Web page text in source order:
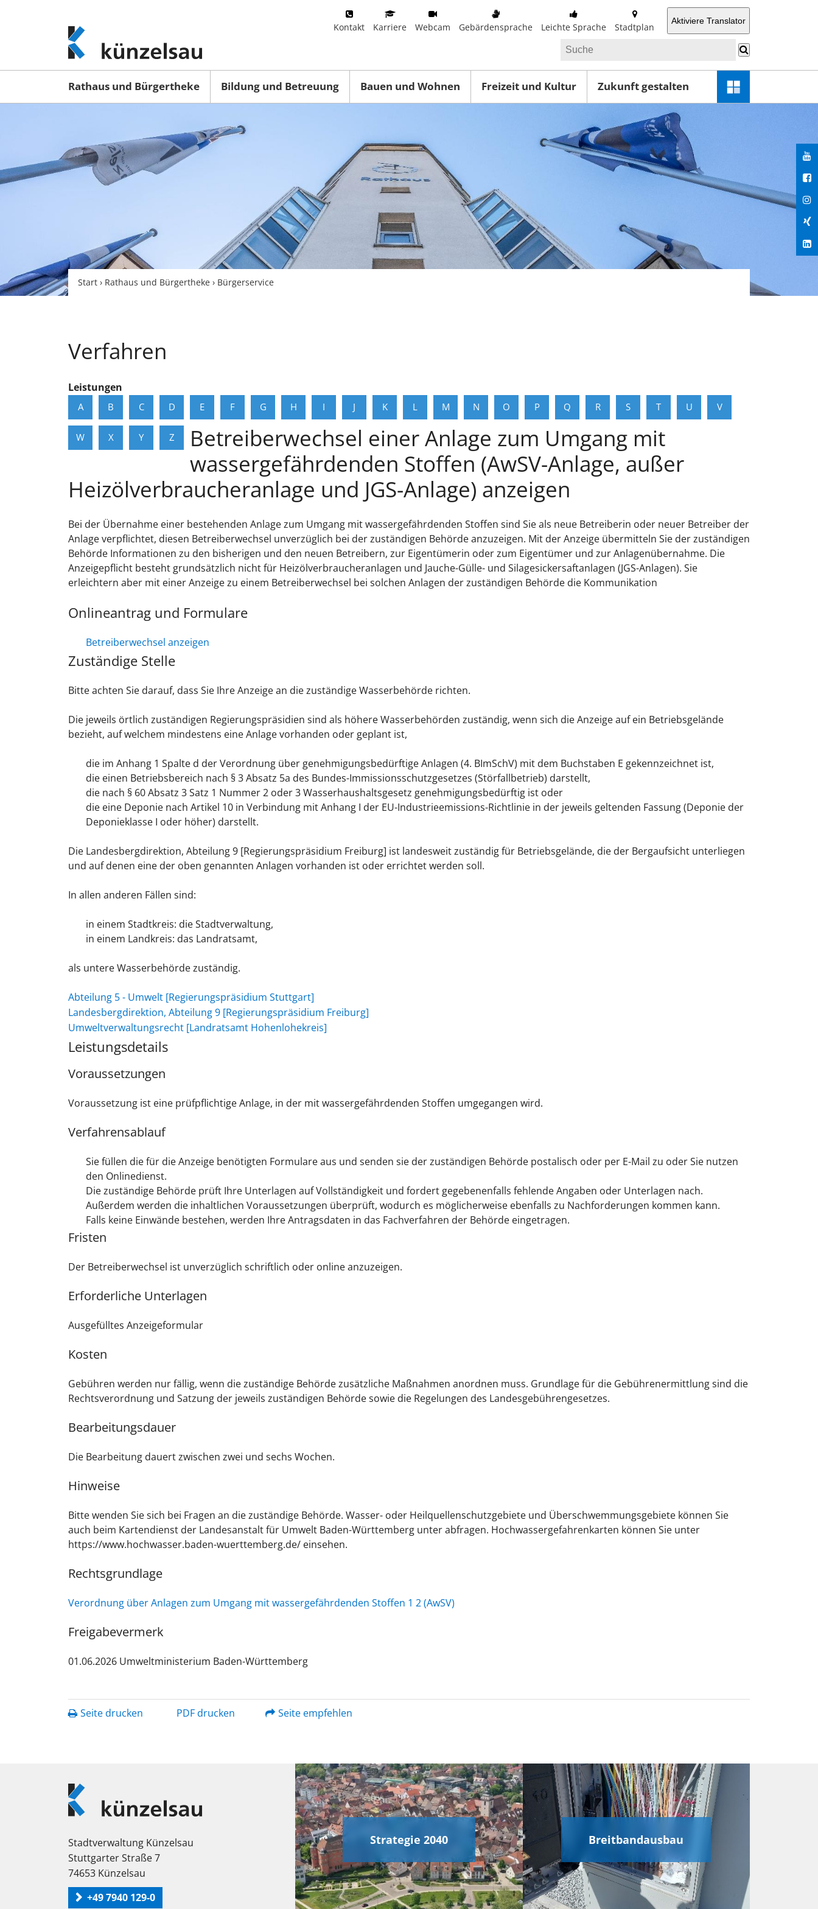
www.kuenzelsau.de
(zur
Startseite)
Kontakt Karriere Webcam Gebärdensprache Leichte Sprache Stadtplan
Aktiviere Translator
Rathaus und Bürgertheke Bildung und Betreuung Bauen und Wohnen Freizeit und Kultur Zukunft gestalten
Schnellzugriff-
Menü
Start › Rathaus und Bürgertheke › Bürgerservice
Verfahren
Leistungen
A B C D E F G H I J K L M N O P Q R S T U V
W X Y Z
Betreiberwechsel einer Anlage zum Umgang mit
wassergefährdenden Stoffen (AwSV-Anlage, außer
Heizölverbraucheranlage und JGS-Anlage) anzeigen
Bei der Übernahme einer bestehenden Anlage zum Umgang mit wassergefährdenden Stoffen sind Sie als neue Betreiberin oder neuer Betreiber der
Anlage verpflichtet, diesen Betreiberwechsel unverzüglich bei der zuständigen Behörde anzuzeigen. Mit der Anzeige übermitteln Sie der zuständigen
Behörde Informationen zu den bisherigen und den neuen Betreibern, zur Eigentümerin oder zum Eigentümer und zur Anlagenübernahme. Die
Anzeigepflicht besteht grundsätzlich nicht für Heizölverbraucheranlagen und Jauche-Gülle- und Silagesickersaftanlagen (JGS-Anlagen). Sie
erleichtern aber mit einer Anzeige zu einem Betreiberwechsel bei solchen Anlagen der zuständigen Behörde die Kommunikation
Onlineantrag und Formulare
Betreiberwechsel anzeigen
Zuständige Stelle
Bitte achten Sie darauf, dass Sie Ihre Anzeige an die zuständige Wasserbehörde richten.
Die jeweils örtlich zuständigen Regierungspräsidien sind als höhere Wasserbehörden zuständig, wenn sich die Anzeige auf ein Betriebsgelände
bezieht, auf welchem mindestens eine Anlage vorhanden oder geplant ist,
die im Anhang 1 Spalte d der Verordnung über genehmigungsbedürftige Anlagen (4. BImSchV) mit dem Buchstaben E gekennzeichnet ist,
die einen Betriebsbereich nach § 3 Absatz 5a des Bundes-Immissionsschutzgesetzes (Störfallbetrieb) darstellt,
die nach § 60 Absatz 3 Satz 1 Nummer 2 oder3 Wasserhaushaltsgesetz genehmigungsbedürftig ist oder
die eine Deponie nach Artikel 10 in Verbindung mit Anhang I der EU-Industrieemissions-Richtlinie in der jeweils geltenden Fassung (Deponie der
Deponieklasse I oder höher) darstellt.
Die Landesbergdirektion, Abteilung 9 [Regierungspräsidium Freiburg] ist landesweitzuständig für Betriebsgelände, die der Bergaufsicht unterliegen
und auf denen eine der oben genannten Anlagen vorhanden ist oder errichtet werden soll.
In allen anderen Fällen sind:
in einem Stadtkreis: die Stadtverwaltung,
in einem Landkreis: das Landratsamt,
als untere Wasserbehörde zuständig.
Abteilung 5 - Umwelt [Regierungspräsidium Stuttgart]
Landesbergdirektion, Abteilung 9 [Regierungspräsidium Freiburg]
Umweltverwaltungsrecht [Landratsamt Hohenlohekreis]
Leistungsdetails
Voraussetzungen
Voraussetzung ist eine prüfpflichtige Anlage, in der mit wassergefährdenden Stoffen umgegangen wird.
Verfahrensablauf
Sie füllen die für die Anzeige benötigten Formulare aus und senden sie der zuständigen Behörde postalisch oder per E-Mail zu oder Sie nutzen
den Onlinedienst.
Die zuständige Behörde prüft Ihre Unterlagen auf Vollständigkeit und fordert gegebenenfalls fehlende Angaben oder Unterlagen nach.
Außerdem werden die inhaltlichen Voraussetzungen überprüft, wodurch es möglicherweise ebenfalls zu Nachforderungen kommen kann.
Falls keine Einwände bestehen, werden Ihre Antragsdaten in das Fachverfahren der Behörde eingetragen.
Fristen
Der Betreiberwechsel ist unverzüglich schriftlich oder online anzuzeigen.
Erforderliche Unterlagen
Ausgefülltes Anzeigeformular
Kosten
Gebühren werden nur fällig, wenn die zuständige Behörde zusätzliche Maßnahmen anordnen muss. Grundlage für die Gebührenermittlung sind die
Rechtsverordnung und Satzung der jeweils zuständigen Behörde sowie die Regelungen des Landesgebührengesetzes.
Bearbeitungsdauer
Die Bearbeitung dauert zwischen zwei und sechs Wochen.
Hinweise
Bitte wenden Sie sich bei Fragen an die zuständige Behörde. Wasser- oder Heilquellenschutzgebiete und Überschwemmungsgebiete können Sie
auch beim Kartendienst der Landesanstalt für Umwelt Baden-Württemberg unter abfragen. Hochwassergefahrenkarten können Sie unter
https://www.hochwasser.baden-wuerttemberg.de/ einsehen.
Rechtsgrundlage
Verordnung über Anlagen zum Umgang mit wassergefährdenden Stoffen 1 2 (AwSV)
Freigabevermerk
01.06.2026 Umweltministerium Baden-Württemberg
Seite drucken PDF drucken Seite empfehlen
Logo
Künzelsau
Stadtverwaltung Künzelsau
Stuttgarter Straße 7
74653 Künzelsau
+49 7940 129-0
Strategie 2040 Breitbandausbau